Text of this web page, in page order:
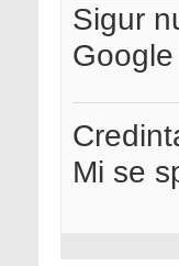
Sigur
Mi se